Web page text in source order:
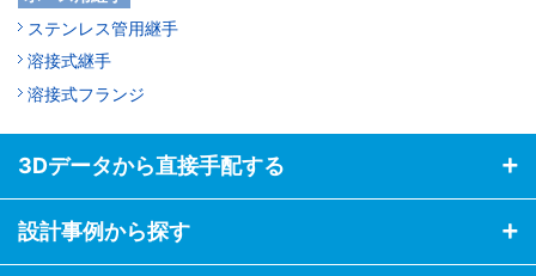
ステンレス管用継手
溶接式継手
溶接式フランジ
3Dデータから直接手配する
設計事例から探す